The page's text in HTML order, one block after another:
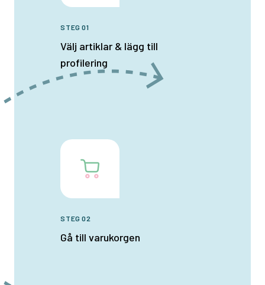
STEG 01
Välj artiklar & lägg till
profilering
STEG 02
Gå till varukorgen